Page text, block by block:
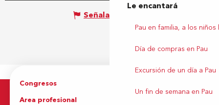
Le encantará
Pau en familia, a los niños
Día de compras en Pau
Excursión de un día a Pau
Un fin de semana en Pau
Señalar un error
Congresos
Area profesional